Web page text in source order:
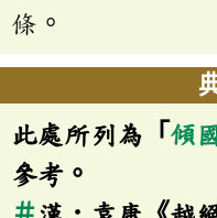
條。
此處所列為「 傾
參考。